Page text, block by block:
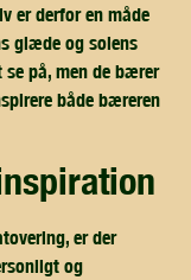
er derfor en måde
glæde og solens
på, men de bærer
både bæreren
er der
og